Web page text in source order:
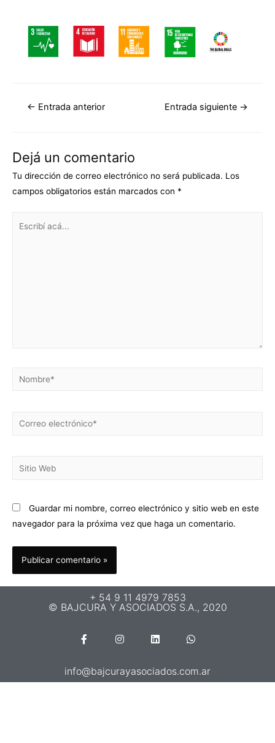
← Entrada anterior Entrada siguiente →
Dejá un comentario
Tu dirección de correo electrónico no será publicada. Los
campos obligatorios están marcados con *
Guardar mi nombre, correo electrónico y sitio web en este
navegador para la próxima vez que haga un comentario.
+ 54 9 11 4979 7853
© BAJCURA Y ASOCIADOS S.A., 2020
info@bajcurayasociados.com.ar